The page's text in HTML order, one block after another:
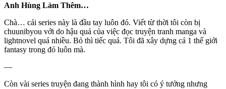
Anh Hùng Làm Thêm…
Chà… cái series này là đầu tay luôn đó. Viết từ thời tôi còn bị
chuunibyou với do hậu quả của việc đọc truyện tranh manga và
lightnovel quá nhiều. Bỏ thì tiếc quá. Tôi đã xây dựng cả 1 thế giới
fantasy trong đó luôn mà.
—
Còn vài series truyện đang thành hình hay tôi có ý tưởng nhưng